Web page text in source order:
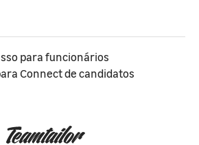
para funcionários
Connect de candidatos